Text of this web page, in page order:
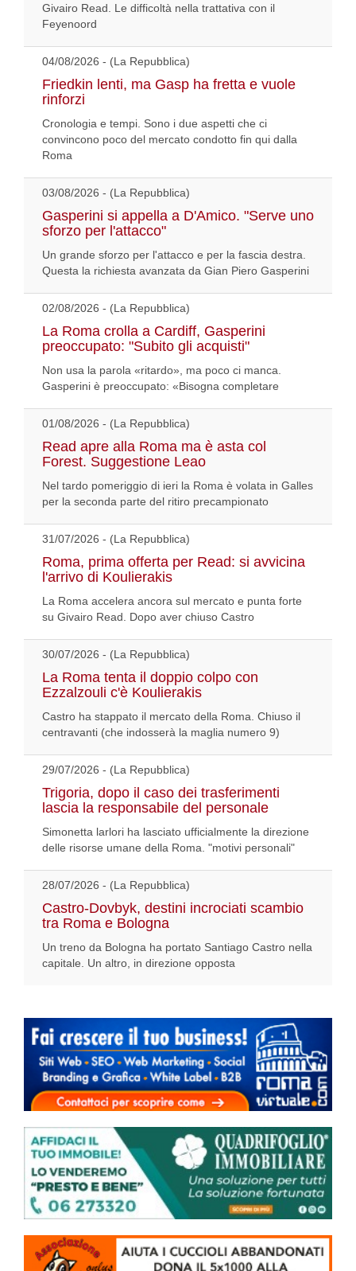
Givairo Read. Le difficoltà nella trattativa con il
Feyenoord
04/08/2026 - (La Repubblica)
Friedkin lenti, ma Gasp ha fretta e vuole
rinforzi
Cronologia e tempi. Sono i due aspetti che ci
convincono poco del mercato condotto fin qui dalla
Roma
03/08/2026 - (La Repubblica)
Gasperini si appella a D'Amico. "Serve uno
sforzo per l'attacco"
Un grande sforzo per l'attacco e per la fascia destra.
Questa la richiesta avanzata da Gian Piero Gasperini
02/08/2026 - (La Repubblica)
La Roma crolla a Cardiff, Gasperini
preoccupato: "Subito gli acquisti"
Non usa la parola «ritardo», ma poco ci manca.
Gasperini è preoccupato: «Bisogna completare
01/08/2026 - (La Repubblica)
Read apre alla Roma ma è asta col
Forest. Suggestione Leao
Nel tardo pomeriggio di ieri la Roma è volata in Galles
per la seconda parte del ritiro precampionato
31/07/2026 - (La Repubblica)
Roma, prima offerta per Read: si avvicina
l'arrivo di Koulierakis
La Roma accelera ancora sul mercato e punta forte
su Givairo Read. Dopo aver chiuso Castro
30/07/2026 - (La Repubblica)
La Roma tenta il doppio colpo con
Ezzalzouli c'è Koulierakis
Castro ha stappato il mercato della Roma. Chiuso il
centravanti (che indosserà la maglia numero 9)
29/07/2026 - (La Repubblica)
Trigoria, dopo il caso dei trasferimenti
lascia la responsabile del personale
Simonetta larlori ha lasciato ufficialmente la direzione
delle risorse umane della Roma. "motivi personali"
28/07/2026 - (La Repubblica)
Castro-Dovbyk, destini incrociati scambio
tra Roma e Bologna
Un treno da Bologna ha portato Santiago Castro nella
capitale. Un altro, in direzione opposta